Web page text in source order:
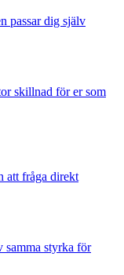
passar dig själv
skillnad för er som
att fråga direkt
samma styrka för